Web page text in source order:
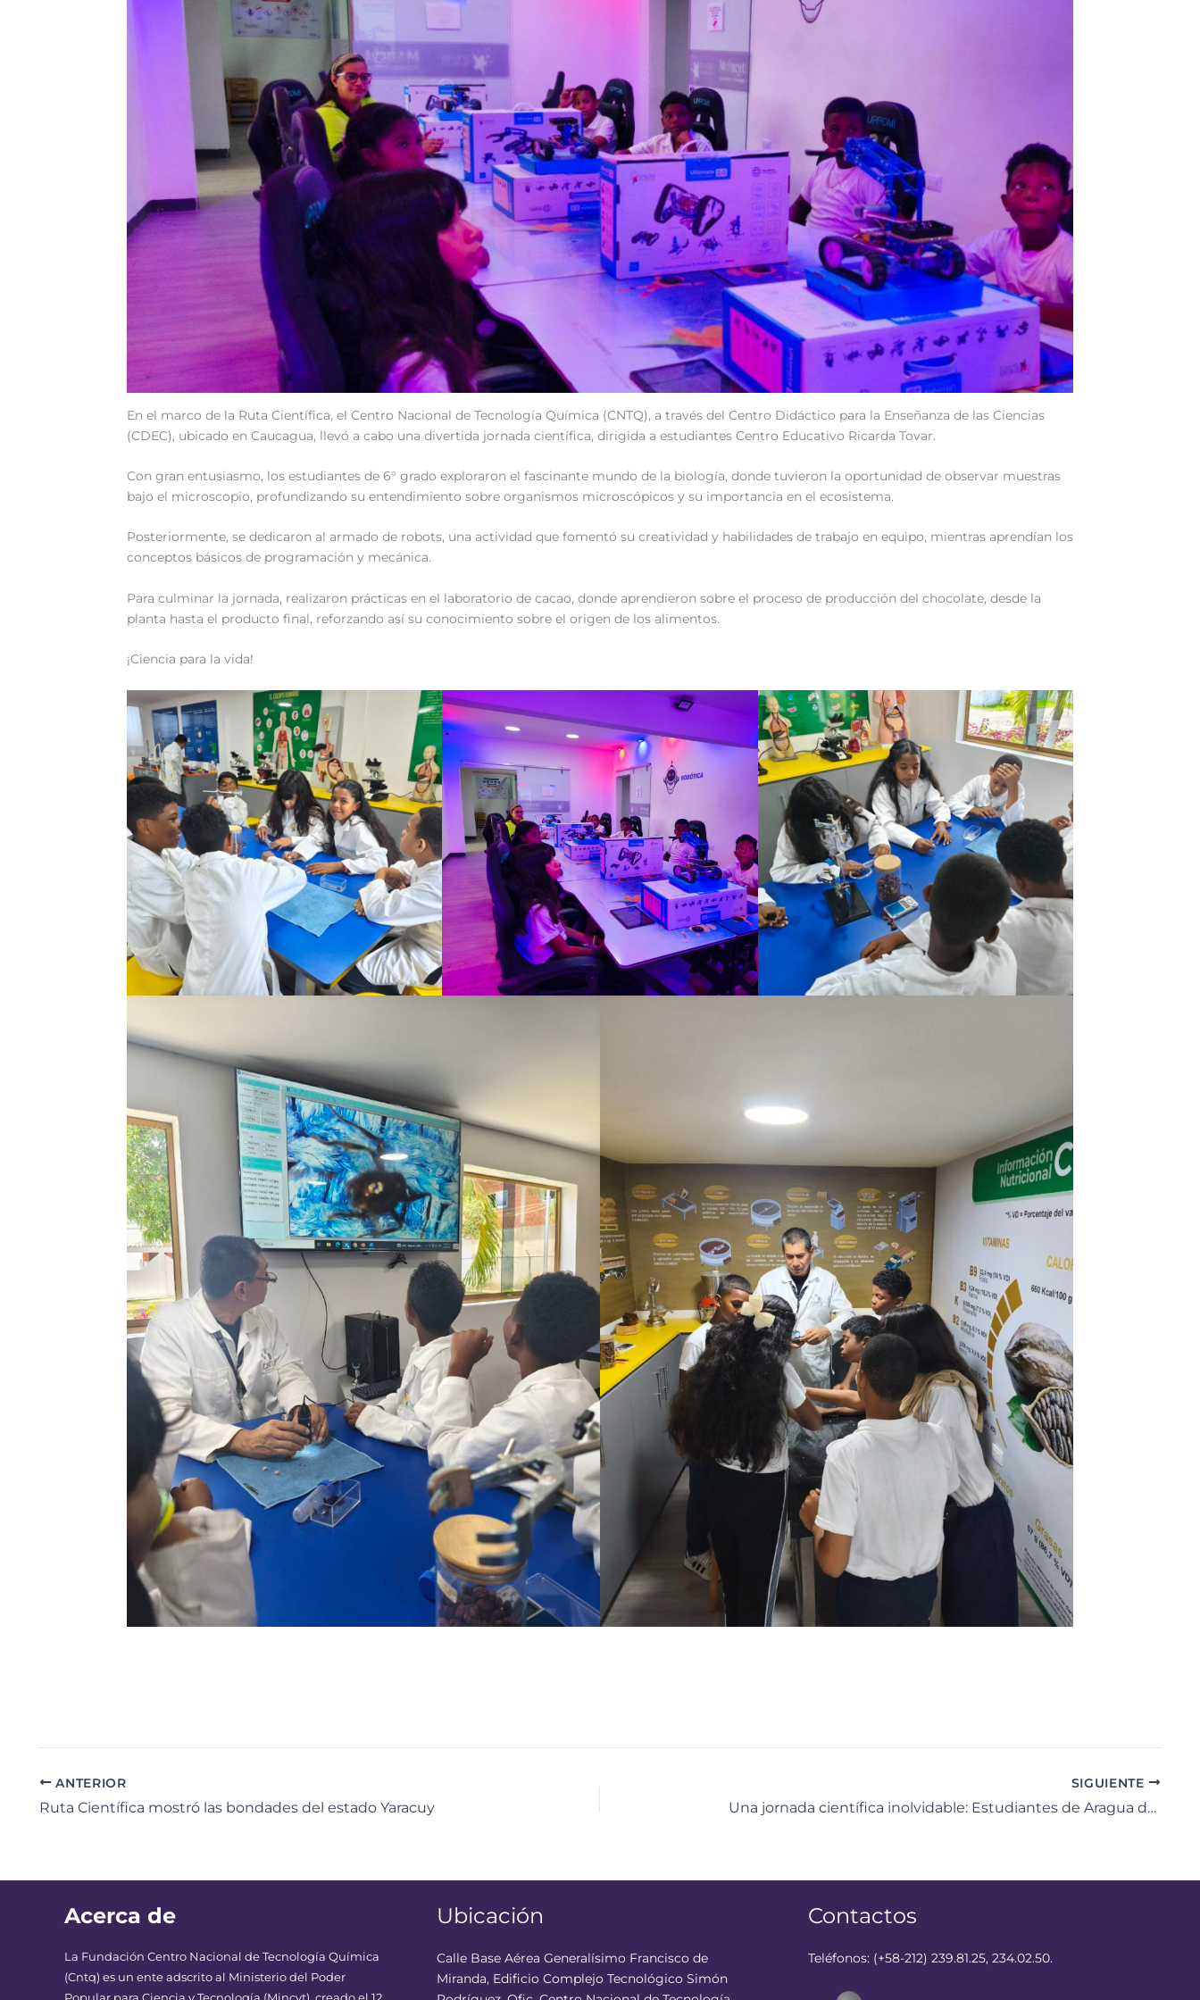
En el marco de la Ruta Científica, el Centro Nacional de Tecnología Química (CNTQ), a través del Centro Didáctico para la Enseñanza de las Ciencias
(CDEC), ubicado en Caucagua, llevó a cabo una divertida jornada científica, dirigida a estudiantes Centro Educativo Ricarda Tovar.
Con gran entusiasmo, los estudiantes de 6° grado exploraron el fascinante mundo de la biología, donde tuvieron la oportunidad de observar muestras
bajo el microscopio, profundizando su entendimiento sobre organismos microscópicos y su importancia en el ecosistema.
Posteriormente, se dedicaron al armado de robots, una actividad que fomentó su creatividad y habilidades de trabajo en equipo, mientras aprendían los
conceptos básicos de programación y mecánica.
Para culminar la jornada, realizaron prácticas en el laboratorio de cacao, donde aprendieron sobre el proceso de producción del chocolate, desde la
planta hasta el producto final, reforzando así su conocimiento sobre el origen de los alimentos.
¡Ciencia para la vida!
ANTERIOR
Ruta Científica mostró las bondades del estado Yaracuy
SIGUIENTE
Una jornada científica inolvidable: Estudiantes de Aragua descubren los misterios del universo y la biología
Acerca de
La Fundación Centro Nacional de Tecnología Química
(Cntq) es un ente adscrito al Ministerio del Poder
Popular para Ciencia y Tecnología (Mincyt), creado el 12
Ubicación
Calle Base Aérea Generalísimo Francisco de
Miranda, Edificio Complejo Tecnológico Simón
Contactos
Teléfonos: (+58-212) 239.81.25, 234.02.50.